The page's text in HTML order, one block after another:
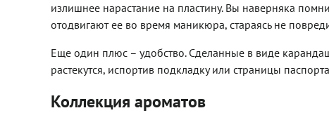
излишнее нарастание на пластину. Вы наверняка
отодвигают ее во время маникюра, стараясь не
Еще один плюс – удобство. Сделанные в виде
растекутся, испортив подкладку или страницы
Коллекция ароматов